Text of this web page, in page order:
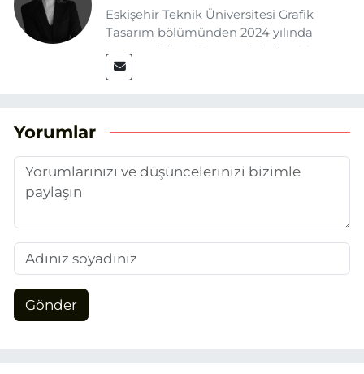
Eskişehir Teknik Üniversitesi Grafik
Tasarım bölümünden 2024 yılında
mezun oldum. Basın sektörüne Mayıs
2025’te Eskişehir Haber Ajansı ile adım
aktarmayı hedefliyorum.
Yorumlar
Gönder